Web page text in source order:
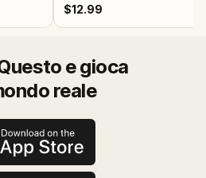
$12.99
e gioca
reale